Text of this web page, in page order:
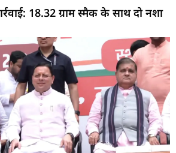
18.32 ग्राम स्मैक के साथ दो नशा